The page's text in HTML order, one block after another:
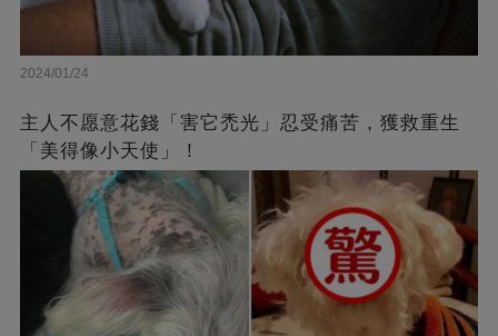
2024/01/24
主人不愿意花錢「害它禿光」忍受痛苦，獲救重生
「美得像小天使」！